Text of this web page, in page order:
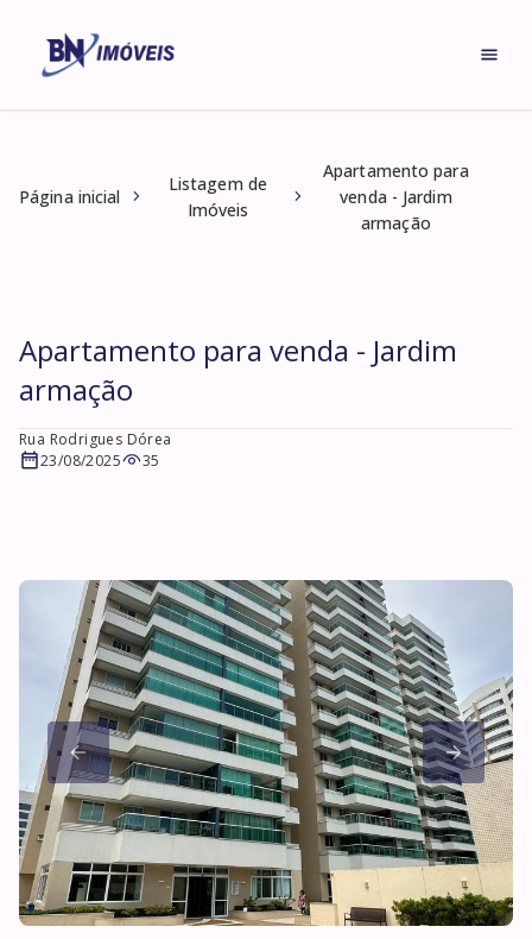
Página inicial
Listagem de
Imóveis
Apartamento para
venda - Jardim
armação
Apartamento para venda - Jardim
armação
Rua Rodrigues Dórea
23/08/2025
35